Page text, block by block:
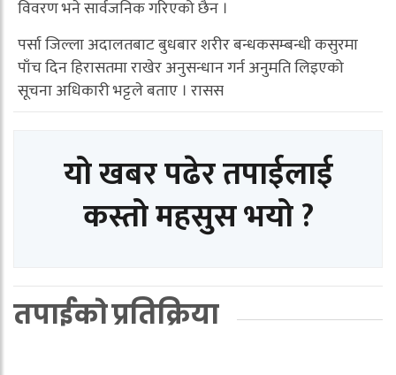
विवरण भने सार्वजनिक गरिएको छैन ।
पर्सा जिल्ला अदालतबाट बुधबार शरीर बन्धकसम्बन्धी कसुरमा
पाँच दिन हिरासतमा राखेर अनुसन्धान गर्न अनुमति लिइएको
सूचना अधिकारी भट्टले बताए । रासस
यो खबर पढेर तपाईलाई
कस्तो महसुस भयो ?
तपाईको प्रतिक्रिया